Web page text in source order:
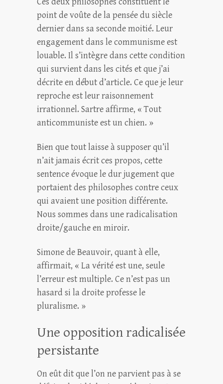
point de voûte de la pensée du siècle
dernier dans sa seconde moitié. Leur
engagement dans le communisme est
louable. Il s’intègre dans cette condition
qui survient dans les cités et que j’ai
décrite en début d’article. Ce que je leur
reproche est leur raisonnement
irrationnel. Sartre affirme, « Tout
anticommuniste est un chien. »
Bien que tout laisse à supposer qu’il
n’ait jamais écrit ces propos, cette
sentence évoque le dur jugement que
portaient des philosophes contre ceux
qui avaient une position différente.
Nous sommes dans une radicalisation
droite/gauche en miroir.
Simone de Beauvoir, quant à elle,
affirmait, « La vérité est une, seule
l’erreur est multiple. Ce n’est pas un
hasard si la droite professe le
pluralisme. »
Une opposition radicalisée
persistante
On eût dit que l’on ne parvient pas à se